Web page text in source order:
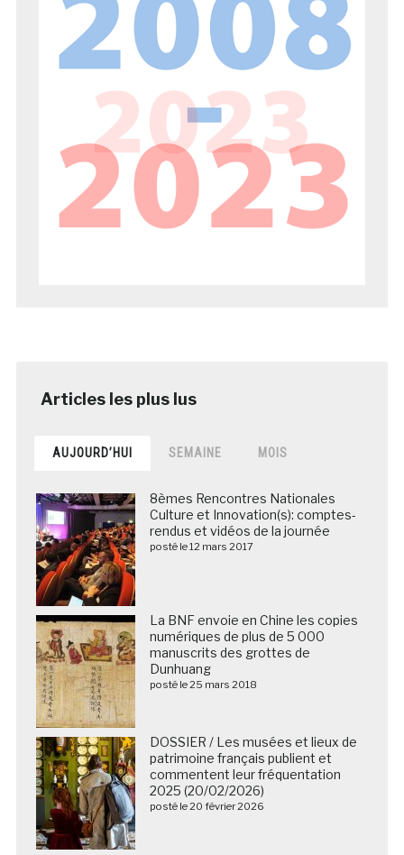
AUJOURD’HUI SEMAINE MOIS
8èmes Rencontres Nationales
Culture et Innovation(s): comptes-
rendus et vidéos de la journée
posté le 12 mars 2017
La BNF envoie en Chine les copies
numériques de plus de 5 000
manuscrits des grottes de
Dunhuang
posté le 25 mars 2018
DOSSIER / Les musées et lieux de
patrimoine français publient et
commentent leur fréquentation
2025 (20/02/2026)
posté le 20 février 2026